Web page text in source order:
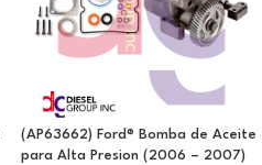
(AP63662) Ford® Bomba de Aceite
para Alta Presion (2006 – 2007)